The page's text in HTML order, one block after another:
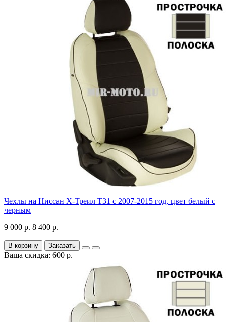
Чехлы на Ниссан Х-Треил Т31 с 2007-2015 год, цвет белый с
черным
9 000 р. 8 400 р.
В корзину Заказать
Ваша скидка: 600 р.